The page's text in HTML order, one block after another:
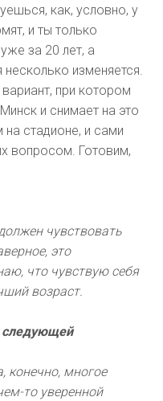
как, условно, у
и ты только
за 20 лет, а
изменяется.
при котором
и снимает на это
стадионе, и сами
вопросом. Готовим,
чувствовать
это
что чувствую себя
возраст.
следующей
конечно, многое
то уверенной